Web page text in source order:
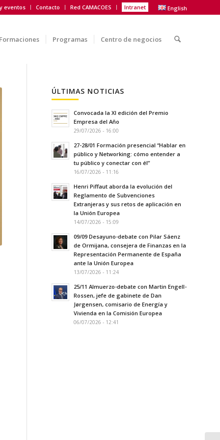
eventos Contacto Red CAMACOES Intranet English
Programas Centro de negocios
ÚLTIMAS NOTICIAS
Convocada la XI edición del Premio
Empresa del Año
29/07/2026 - 16:00
27-28/01 Formación presencial “Hablar en
público y Networking: cómo entender a
tu público y conectar con él”
16/07/2026 - 11:16
Henri Piffaut aborda la evolución del
Reglamento de Subvenciones
Extranjeras y sus retos de aplicación en
la Unión Europea
14/07/2026 - 15:09
09/09 Desayuno-debate con Pilar Sáenz
de Ormijana, consejera de Finanzas en la
Representación Permanente de España
ante la Unión Europea
13/07/2026 - 11:24
25/11 Almuerzo-debate con Martin Engell-
Rossen, jefe de gabinete de Dan
Jørgensen, comisario de Energía y
Vivienda en la Comisión Europea
06/07/2026 - 12:41